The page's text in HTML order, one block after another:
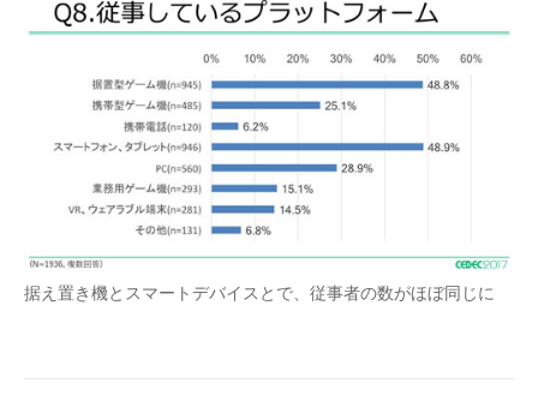
電子設計の基本と応用
エネルギーの専門メディア
建設×テクノロジーの最前線
ちょっと気になるネットの話題
据え置き機とスマートデバイスとで、従事者の数がほぼ同じに